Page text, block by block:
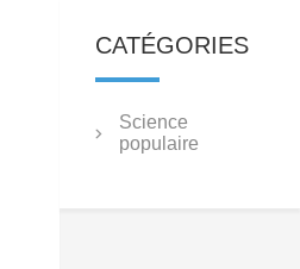
CATÉGORIES
Science
populaire